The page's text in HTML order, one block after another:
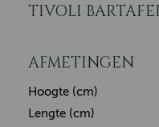
TIVOLI
AFMETINGEN
Hoogte (cm)
Lengte (cm)